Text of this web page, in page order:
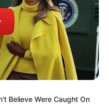
Believe Were Caught On